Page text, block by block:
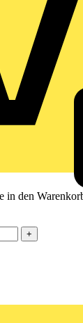
von
um bis zu
den
+